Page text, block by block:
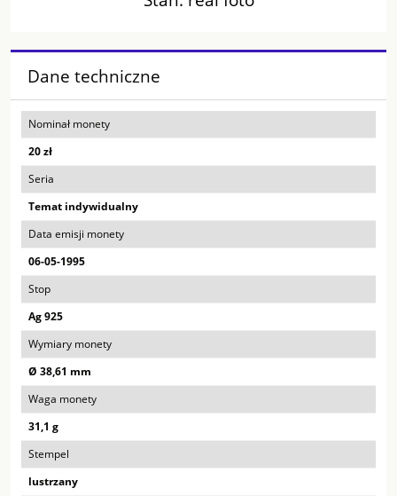
Dane techniczne
Nominał monety
20 zł
Seria
Temat indywidualny
Data emisji monety
06-05-1995
Stop
Ag 925
Wymiary monety
Ø 38,61 mm
Waga monety
31,1 g
Stempel
lustrzany